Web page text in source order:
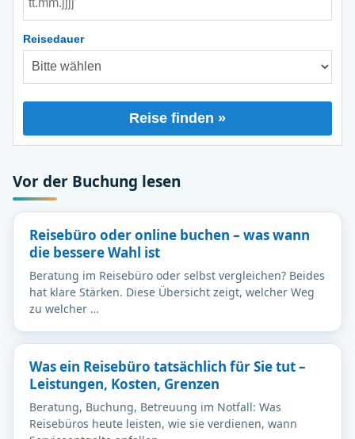
Reisedauer
Reise finden »
Vor der Buchung lesen
Reisebüro oder online buchen – was wann
die bessere Wahl ist
Beratung im Reisebüro oder selbst vergleichen? Beides
hat klare Stärken. Diese Übersicht zeigt, welcher Weg
zu welcher …
Was ein Reisebüro tatsächlich für Sie tut –
Leistungen, Kosten, Grenzen
Beratung, Buchung, Betreuung im Notfall: Was
Reisebüros heute leisten, wie sie verdienen, wann